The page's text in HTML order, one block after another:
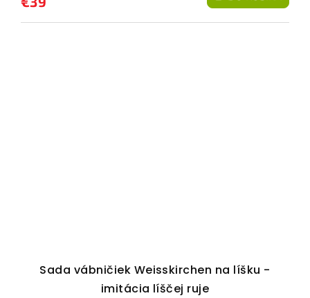
Sada vábničiek Weisskirchen na líšku -
imitácia líščej ruje